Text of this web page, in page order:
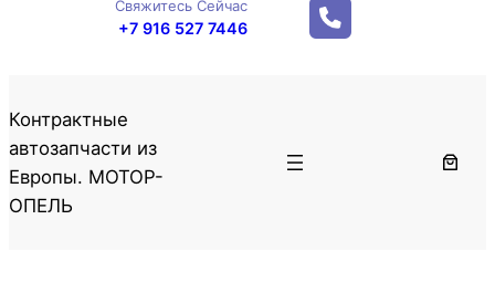
Свяжитесь Сейчас
+7 916 527 7446
Контрактные
автозапчасти из
Европы. МОТОР-
ОПЕЛЬ